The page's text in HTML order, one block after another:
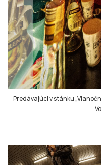
Predávajúci v stánku